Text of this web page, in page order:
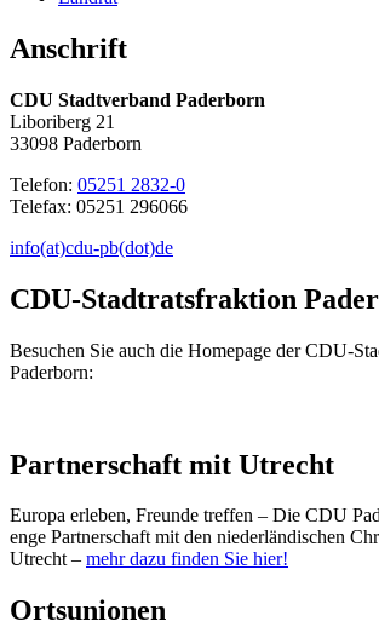
Anschrift
CDU Stadtverband Paderborn
Liboriberg 21
33098 Paderborn
Telefon: 05251 2832-0
Telefax: 05251 296066
info(at)cdu-pb(dot)de
CDU-Stadtratsfraktion
Besuchen Sie auch die Homepage der CDU-
Paderborn:
Partnerschaft mit Utrecht
Europa erleben, Freunde treffen – Die CDU
enge Partnerschaft mit den niederländischen
Utrecht – mehr dazu finden Sie hier!
Ortsunionen